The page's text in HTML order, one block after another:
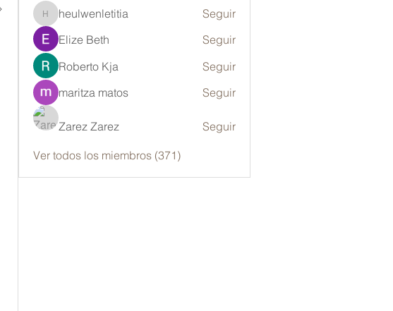
heulwenletitia
heulwenletitia
Seguir
Elize Beth
Seguir
Roberto Kja
Seguir
maritza matos
Seguir
Zarez Zarez Seguir
Ver todos los miembros (371)